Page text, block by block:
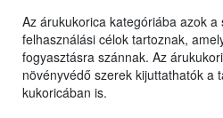
Az árukukorica kategóriába azok a
felhasználási célok tartoznak,
fogyasztásra szánnak. Az
növényvédő szerek kijuttathatók a
kukoricában is.